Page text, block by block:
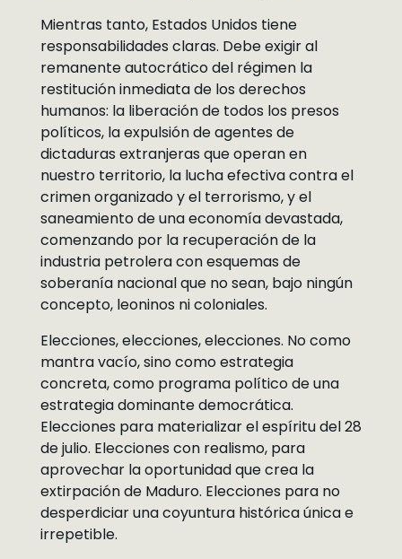
Mientras tanto, Estados Unidos tiene
responsabilidades claras. Debe exigir al
remanente autocrático del régimen la
restitución inmediata de los derechos
humanos: la liberación de todos los presos
políticos, la expulsión de agentes de
dictaduras extranjeras que operan en
nuestro territorio, la lucha efectiva contra el
crimen organizado y el terrorismo, y el
saneamiento de una economía devastada,
comenzando por la recuperación de la
industria petrolera con esquemas de
soberanía nacional que no sean, bajo ningún
concepto, leoninos ni coloniales.
Elecciones, elecciones, elecciones. No como
mantra vacío, sino como estrategia
concreta, como programa político de una
estrategia dominante democrática.
Elecciones para materializar el espíritu del 28
de julio. Elecciones con realismo, para
aprovechar la oportunidad que crea la
extirpación de Maduro. Elecciones para no
desperdiciar una coyuntura histórica única e
irrepetible.